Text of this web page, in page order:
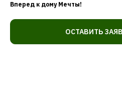
Вперед к дому Мечты!
ОСТАВИТЬ